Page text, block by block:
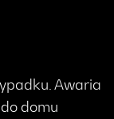
Awaria
domu